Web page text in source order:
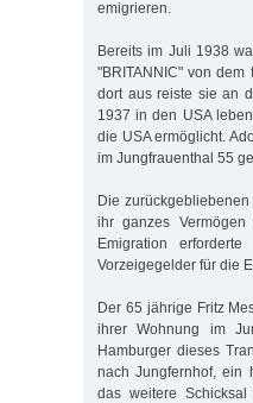
emigrieren.
Bereits im Juli 1938
"BRITANNIC" von
dort aus reiste sie an
1937 in den USA
die USA ermöglicht.
im Jungfrauenthal 55
Die
ihr ganzes
Emigration
Vorzeigegelder für die
Der 65 jährige Fritz
ihrer Wohnung im
Hamburger dieses
nach Jungfernhof, ein
das weitere